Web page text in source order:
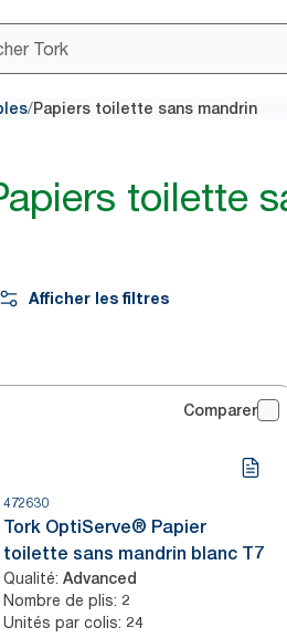
/Papiers toilette sans mandrin
toilette
Afficher les filtres
Comparer
472630
Tork OptiServe® Papier
toilette sans mandrin blanc T7
Qualité: Advanced
Nombre de plis: 2
Unités par colis: 24